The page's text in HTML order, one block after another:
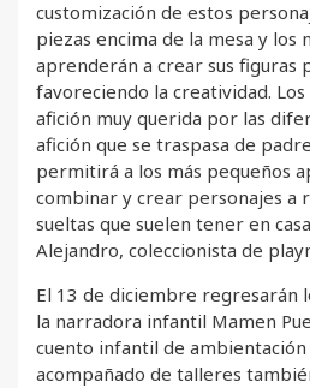
customización de estos
piezas encima de la mesa y los
aprenderán a crear sus figuras
favoreciendo la creatividad.
afición muy querida por las
afición que se traspasa de
permitirá a los más pequeños
combinar y crear personajes a
sueltas que suelen tener en
Alejandro, coleccionista de
El 13 de diciembre regresarán
la narradora infantil Mamen
cuento infantil de ambientación
acompañado de talleres